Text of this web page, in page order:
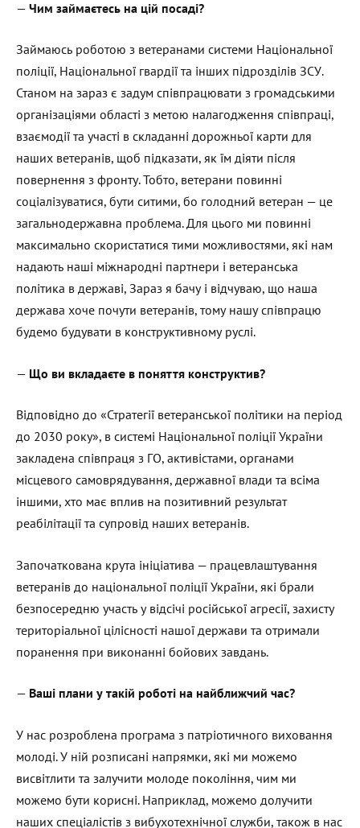
— Чим займаєтесь на цій посаді?
Займаюсь роботою з ветеранами системи Національної
поліції, Національної гвардії та інших підрозділів ЗСУ.
Станом на зараз є задум співпрацювати з громадськими
організаціями області з метою налагодження співпраці,
взаємодії та участі в складанні дорожньої карти для
наших ветеранів, щоб підказати, як їм діяти після
повернення з фронту. Тобто, ветерани повинні
соціалізуватися, бути ситими, бо голодний ветеран — це
загальнодержавна проблема. Для цього ми повинні
максимально скористатися тими можливостями, які нам
надають наші міжнародні партнери і ветеранська
політика в державі, Зараз я бачу і відчуваю, що наша
держава хоче почути ветеранів, тому нашу співпрацю
будемо будувати в конструктивному руслі.
— Що ви вкладаєте в поняття конструктив?
Відповідно до «Стратегії ветеранської політики на період
до 2030 року», в системі Національної поліції України
закладена співпраця з ГО, активістами, органами
місцевого самоврядування, державної влади та всіма
іншими, хто має вплив на позитивний результат
реабілітації та супровід наших ветеранів.
Започаткована крута ініціатива — працевлаштування
ветеранів до національної поліції України, які брали
безпосередню участь у відсічі російської агресії, захисту
територіальної цілісності нашої держави та отримали
поранення при виконанні бойових завдань.
— Ваші плани у такій роботі на найближчий час?
У нас розроблена програма з патріотичного виховання
молоді. У ній розписані напрямки, які ми можемо
висвітлити та залучити молоде покоління, чим ми
можемо бути корисні. Наприклад, можемо долучити
наших спеціалістів з вибухотехнічної служби, також в нас